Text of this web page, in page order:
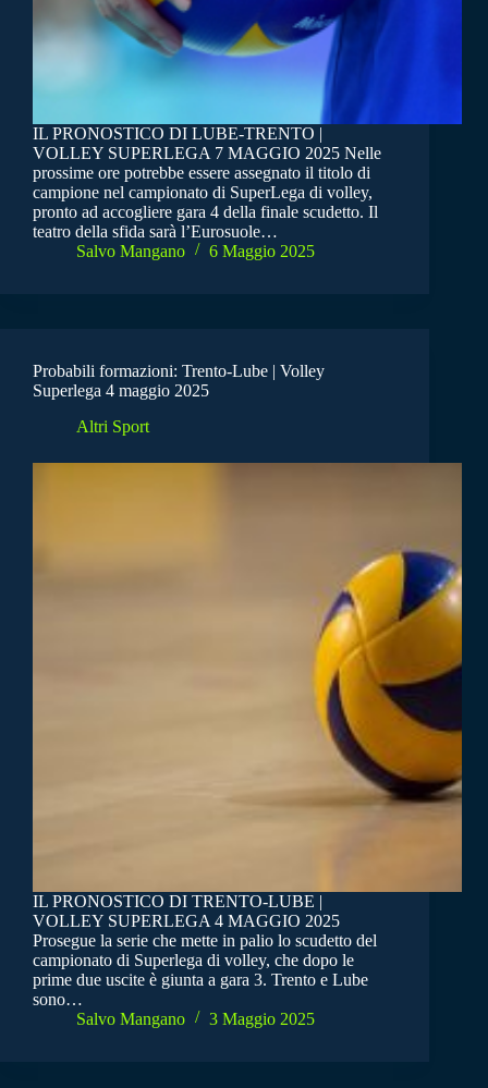
IL PRONOSTICO DI LUBE-TRENTO |
VOLLEY SUPERLEGA 7 MAGGIO 2025 Nelle
prossime ore potrebbe essere assegnato il titolo di
campione nel campionato di SuperLega di volley,
pronto ad accogliere gara 4 della finale scudetto. Il
teatro della sfida sarà l’Eurosuole…
Salvo Mangano
6 Maggio 2025
Probabili formazioni: Trento-Lube | Volley
Superlega 4 maggio 2025
Altri Sport
IL PRONOSTICO DI TRENTO-LUBE |
VOLLEY SUPERLEGA 4 MAGGIO 2025
Prosegue la serie che mette in palio lo scudetto del
campionato di Superlega di volley, che dopo le
prime due uscite è giunta a gara 3. Trento e Lube
sono…
Salvo Mangano
3 Maggio 2025